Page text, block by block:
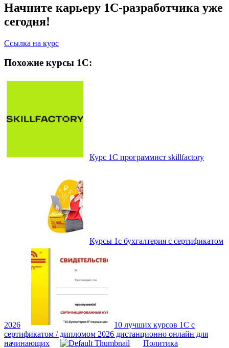
Начните карьеру 1С-разработчика уже
сегодня!
Ссылка на курс
Похожие курсы 1С:
Курс 1С программист skillfactory
Курсы 1с бухгалтерия с сертификатом
2026
10 лучших курсов 1С с
сертификатом / дипломом 2026 дистанционно онлайн для
начинающих
Политика